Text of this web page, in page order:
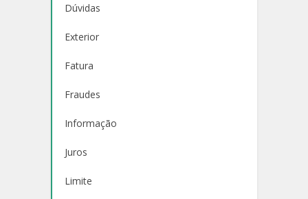
Dúvidas
Exterior
Fatura
Fraudes
Informação
Juros
Limite